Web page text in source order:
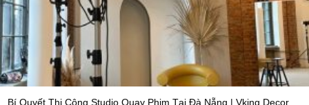
Bí Quyết Thi Công Studio Quay Phim Tại Đà Nẵng | Vking Decor